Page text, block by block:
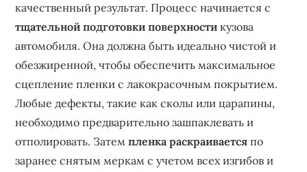
качественный результат. Процесс начинается с
тщательной подготовки поверхности кузова
автомобиля. Она должна быть идеально чистой и
обезжиренной, чтобы обеспечить максимальное
сцепление пленки с лакокрасочным покрытием.
Любые дефекты, такие как сколы или царапины,
необходимо предварительно зашпаклевать и
отполировать. Затемпленка раскраивается по
заранее снятым меркам с учетом всех изгибов и